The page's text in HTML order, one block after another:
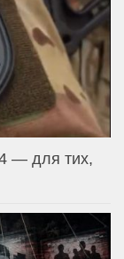
— для тих,